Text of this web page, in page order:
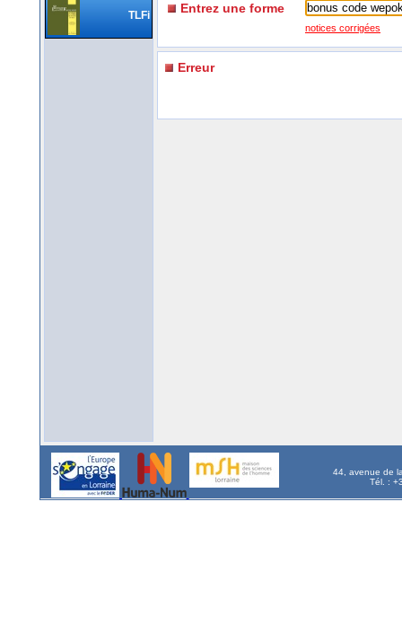
TLFi Entrez une forme
notices corrigées
Erreur
44, avenue de
Tél. :